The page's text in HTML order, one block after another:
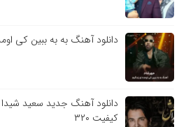
دانلود آهنگ به به ببین کی
دانلود آهنگ جدید سعید
کیفیت ۳۲۰